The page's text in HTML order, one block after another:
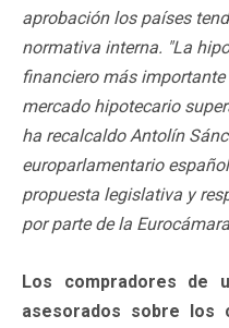
aprobación los países
normativa interna. "La
financiero más
mercado hipotecario
ha recalcaldo Antolín
europarlamentario
propuesta legislativa y
por parte de la
Los compradores de
asesorados sobre los